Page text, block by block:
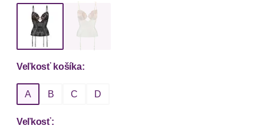
Veľkosť košíka:
A B C D
Veľkosť: